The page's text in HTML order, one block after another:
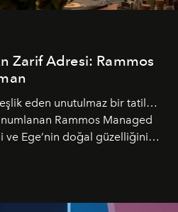
Zarif Adresi: Rammos
eşlik eden unutulmaz bir tatil…
Rammos Managed
Ege’nin doğal güzelliğini